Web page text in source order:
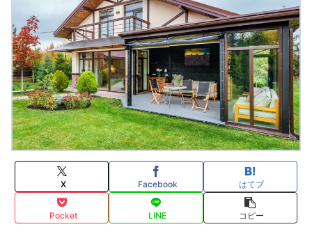
X Facebook はてブ
Pocket LINE コピー